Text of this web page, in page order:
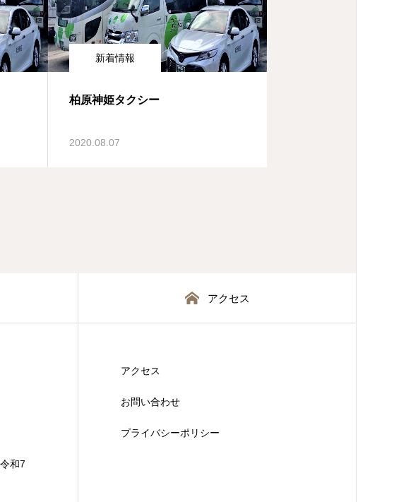
新着情報
柏原神姫タクシー
2020.08.07
アクセス
和7
アクセス
お問い合わせ
プライバシーポリシー